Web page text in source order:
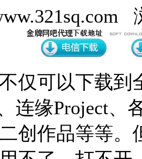
仅可以下载到
连缘Project、
创作品等等。